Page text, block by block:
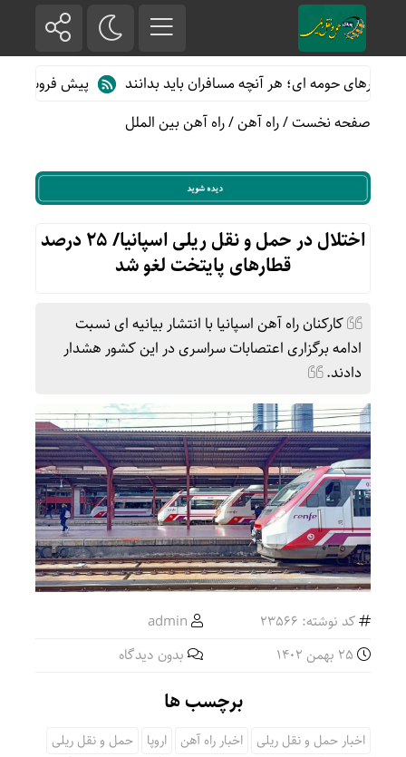
حومه ای؛ هر آنچه مسافران باید بدانند
پیش فروش بلیت
صفحه نخست/راه آهن/راه آهن بین الملل
اختلال در حمل و نقل ریلی اسپانیا/ ۲۵ درصد
قطارهای پایتخت لغو شد
کارکنان راه آهن اسپانیا با انتشار بیانیه ای نسبت
ادامه برگزاری اعتصابات سراسری در این کشور هشدار
دادند.
کد نوشته: 23566
admin
بدون دیدگاه
برچسب ها
اخبار حمل و نقل ریلی اخبار راه آهن اروپا
حمل و نقل ریلی